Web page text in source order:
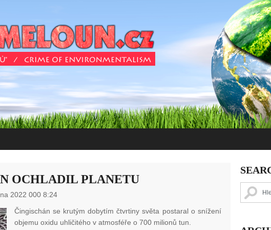
OCHLADIL PLANETU
2022 000 8:24
Čingischán se krutým dobytím čtvrtiny světa postaral o snížení
objemu oxidu uhličitého v atmosféře o 700 milionů tun.